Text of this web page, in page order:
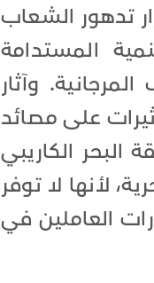
تدهور الشعاب
المستدامة
وآثار
على مصائد
البحر الكاريبي
لأنها لا توفر
العاملين في